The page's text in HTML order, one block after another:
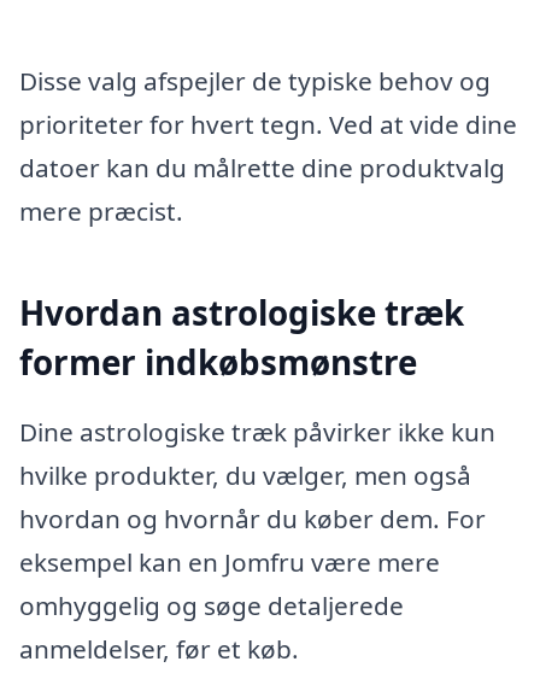
Disse valg afspejler de typiske behov og
prioriteter for hvert tegn. Ved at vide dine
datoer kan du målrette dine produktvalg
mere præcist.
Hvordan astrologiske træk
former indkøbsmønstre
Dine astrologiske træk påvirker ikke kun
hvilke produkter, du vælger, men også
hvordan og hvornår du køber dem. For
eksempel kan en Jomfru være mere
omhyggelig og søge detaljerede
anmeldelser, før et køb.